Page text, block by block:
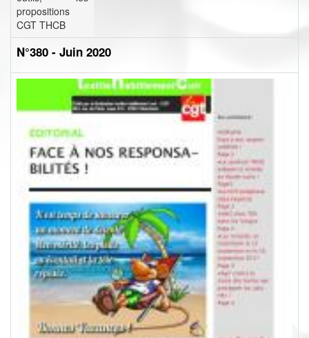
propositions
CGT THCB
N°380 - Juin 2020